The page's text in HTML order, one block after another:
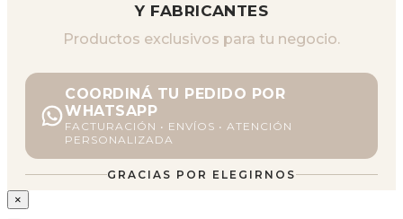
Y FABRICANTES
Productos exclusivos para tu negocio.
COORDINÁ TU PEDIDO POR
WHATSAPP
FACTURACIÓN • ENVÍOS • ATENCIÓN
PERSONALIZADA
GRACIAS POR ELEGIRNOS
×